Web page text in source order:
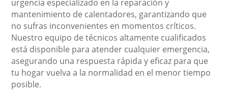
urgencia especializado en la reparación y
mantenimiento de calentadores, garantizando que
no sufras inconvenientes en momentos críticos.
Nuestro equipo de técnicos altamente cualificados
está disponible para atender cualquier emergencia,
asegurando una respuesta rápida y eficaz para que
tu hogar vuelva a la normalidad en el menor tiempo
posible.